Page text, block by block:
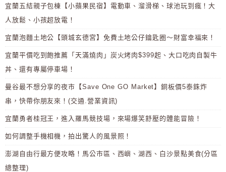
宜蘭五結親子包棟【小蘋果民宿】電動車、溜滑梯、球池玩到瘋！大
人放鬆、小孩超放電！
宜蘭泡麵土地公【頭城玄德宮】免費土地公仔鑰匙圈～財富幸福來！
宜蘭平價吃到飽推薦「天滿燒肉」炭火烤肉$399起、大口吃肉自製牛
丼、還有專屬停車場！
曼谷最不想分享的夜市【Save One GO Market】銅板價5泰銖炸
串，快帶你朋友來！(交通.營業資訊)
宜蘭勇者桂冠王，進入羅馬競技場，來場爆笑舒壓的體能冒險！
如何調整手機相機，拍出驚人的風景照！
澎湖自由行最方便攻略！馬公市區、西嶼、湖西、白沙景點美食(分區
總整理)